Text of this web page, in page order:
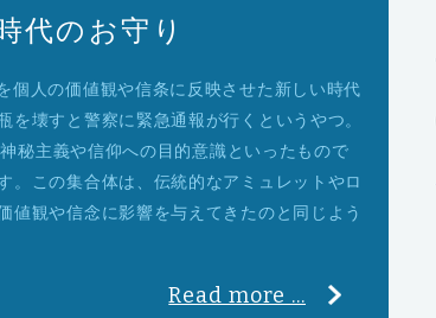
代のお守り
個人の価値観や信条に反映させた新しい時代
壊すと警察に緊急通報が行くというやつ。
秘主義や信仰への目的意識といったもので
。この集合体は、伝統的なアミュレットやロ
値観や信念に影響を与えてきたのと同じよう
Read more ...